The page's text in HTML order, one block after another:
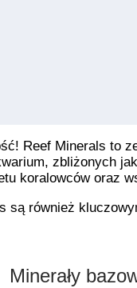
Reef Minerals to
zbliżonych
koralowców oraz
są również
Minerały